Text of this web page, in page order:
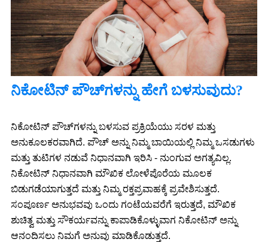
ನಿಕೋಟಿನ್ ಪೌಚ್‌ಗಳನ್ನು ಹೇಗೆ ಬಳಸುವುದು?
ನಿಕೋಟಿನ್ ಪೌಚ್‌ಗಳನ್ನು ಬಳಸುವ ಪ್ರಕ್ರಿಯೆಯು ಸರಳ ಮತ್ತು
ಅನುಕೂಲಕರವಾಗಿದೆ. ಪೌಚ್ ಅನ್ನು ನಿಮ್ಮ ಬಾಯಿಯಲ್ಲಿ ನಿಮ್ಮ ಒಸಡುಗಳು
ಮತ್ತು ತುಟಿಗಳ ನಡುವೆ ನಿಧಾನವಾಗಿ ಇರಿಸಿ - ನುಂಗುವ ಅಗತ್ಯವಿಲ್ಲ.
ನಿಕೋಟಿನ್ ನಿಧಾನವಾಗಿ ಮೌಖಿಕ ಲೋಳೆಪೊರೆಯ ಮೂಲಕ
ಬಿಡುಗಡೆಯಾಗುತ್ತದೆ ಮತ್ತು ನಿಮ್ಮ ರಕ್ತಪ್ರವಾಹಕ್ಕೆ ಪ್ರವೇಶಿಸುತ್ತದೆ.
ಸಂಪೂರ್ಣ ಅನುಭವವು ಒಂದು ಗಂಟೆಯವರೆಗೆ ಇರುತ್ತದೆ, ಮೌಖಿಕ
ಶುಚಿತ್ವ ಮತ್ತು ಸೌಕರ್ಯವನ್ನು ಕಾಪಾಡಿಕೊಳ್ಳುವಾಗ ನಿಕೋಟಿನ್ ಅನ್ನು
ಆನಂದಿಸಲು ನಿಮಗೆ ಅನುವು ಮಾಡಿಕೊಡುತ್ತದೆ.